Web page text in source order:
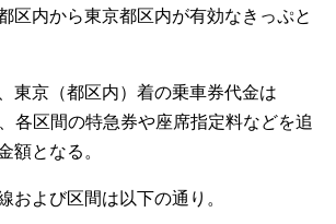
区内から東京都区内が有効なきっぷと
東京（都区内）着の乗車券代金は
各区間の特急券や座席指定料などを追
額となる。
および区間は以下の通り。